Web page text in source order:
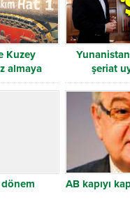
Kuzey
almaya
Yunanistan
şeriat
dönem AB kapıyı